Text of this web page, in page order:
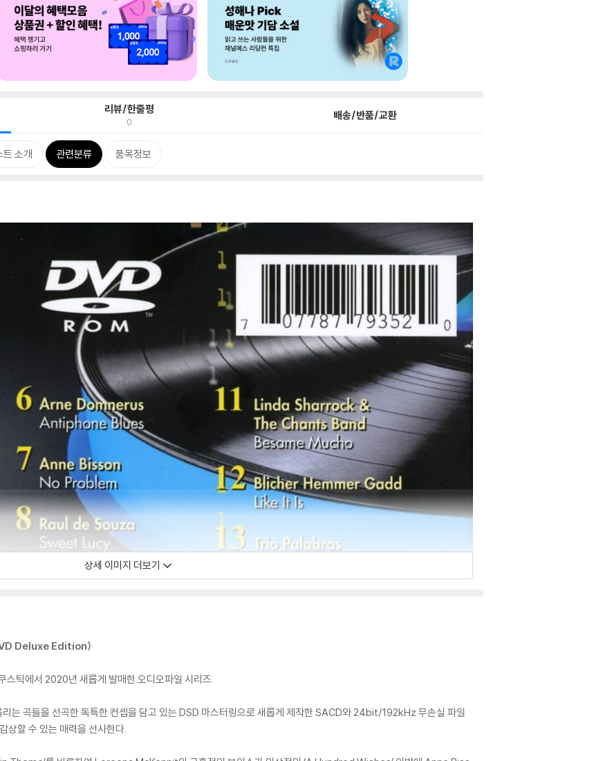
리뷰/한줄평
0 배송/반품/교환
트 소개 관련분류 품목정보
상세 이미지 더보기
Deluxe Edition)
스틱에서 2020년 새롭게 발매한 오디오파일 시리즈.
는 곡들을 선곡한 독특한 컨셉을 담고 있는 DSD 마스터링으로 새롭게 제작한 SACD와 24bit/192kHz 무손실 파일
상할 수 있는 매력을 선사한다.